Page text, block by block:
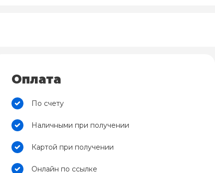
Оплата
По счету
Наличными при получении
Картой при получении
Онлайн по ссылке